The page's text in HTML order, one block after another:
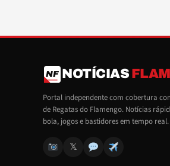
NF NOTÍCIAS
Portal independente com cobertura
de Regatas do Flamengo. Notícias
bola, jogos e bastidores em tempo real.
𝕏